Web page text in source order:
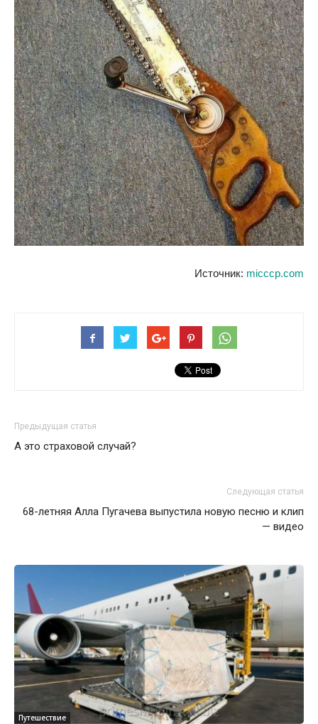
Источник: micccp.com
Предыдущая статья
А это страховой случай?
Следующая статья
68-летняя Алла Пугачева выпустила новую песню и клип
— видео
Путешествие